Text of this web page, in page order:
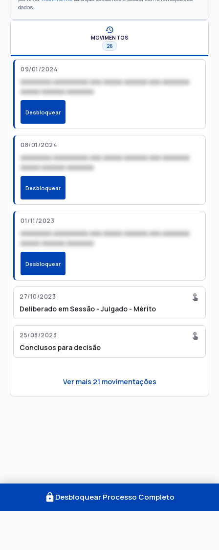
dados.
MOVIMENTOS
26
09/01/2024
xxxxxxxx xxxxxxxxx xxx xxxxx xxxxxx xxx xxxxxxx
xxxxx xxxxxx xxxxxxx
Desbloquear
08/01/2024
xxxxxxxx xxxxxxxxx xxx xxxxx xxxxxx xxx xxxxxxx
xxxxx xxxxxx xxxxxxx
Desbloquear
01/11/2023
xxxxxxxx xxxxxxxxx xxx xxxxx xxxxxx xxx xxxxxxx
xxxxx xxxxxx xxxxxxx
Desbloquear
27/10/2023
Deliberado em Sessão - Julgado - Mérito
25/08/2023
Conclusos para decisão
Ver mais 21 movimentações
Desbloquear Processo Completo